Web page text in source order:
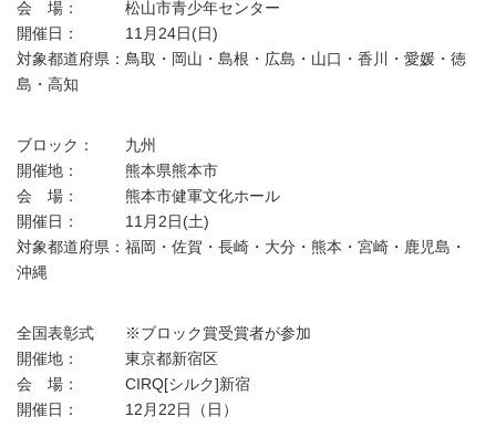
会 場： 松山市青少年センター
開催日： 11月24日(日)
対象都道府県：鳥取・岡山・島根・広島・山口・香川・愛媛・徳
島・高知
ブロック： 九州
開催地： 熊本県熊本市
会 場： 熊本市健軍文化ホール
開催日： 11月2日(土)
対象都道府県：福岡・佐賀・長崎・大分・熊本・宮崎・鹿児島・
沖縄
全国表彰式 ※ブロック賞受賞者が参加
開催地： 東京都新宿区
会 場： CIRQ[シルク]新宿
開催日： 12月22日（日）